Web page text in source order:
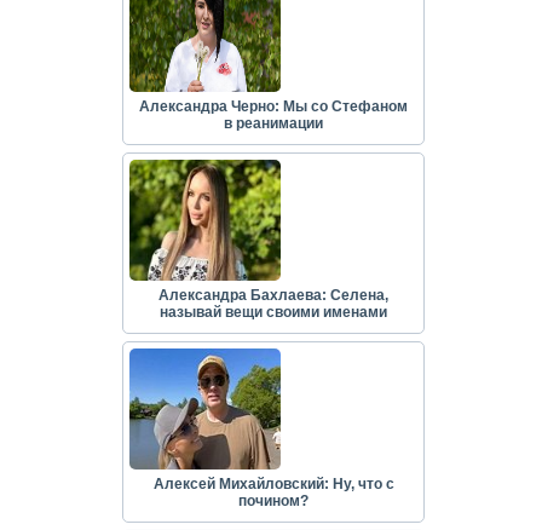
Александра Черно: Мы со Стефаном
в реанимации
Александра Бахлаева: Селена,
называй вещи своими именами
Алексей Михайловский: Ну, что с
почином?